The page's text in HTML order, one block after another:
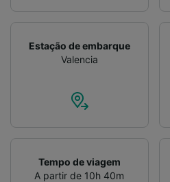
Estação de embarque
Valencia
Tempo de viagem
A partir de 10h 40m